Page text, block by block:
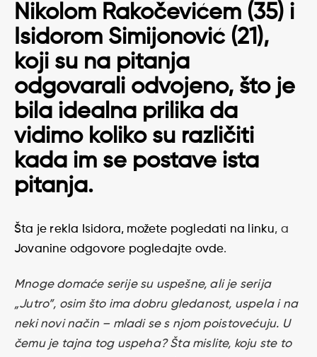
Nikolom Rakočevićem (35) i
Isidorom Simijonović (21),
koji su na pitanja
odgovarali odvojeno, što je
bila idealna prilika da
vidimo koliko su različiti
kada im se postave ista
pitanja.
Šta je rekla Isidora, možete pogledati na linku, a
Jovanine odgovore pogledajte ovde.
Mnoge domaće serije su uspešne, ali je serija
„Jutro”, osim što ima dobru gledanost, uspela i na
neki novi način – mladi se s njom poistovećuju. U
čemu je tajna tog uspeha? Šta mislite, koju ste to